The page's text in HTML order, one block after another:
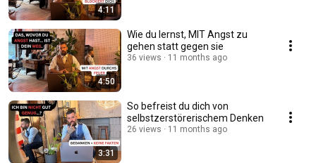
4:11
4:50
Wie du lernst, MIT Angst zu
gehen statt gegen sie
36 views 11 months ago
3:31
So befreist du dich von
selbstzerstörerischem Denken
26 views 11 months ago